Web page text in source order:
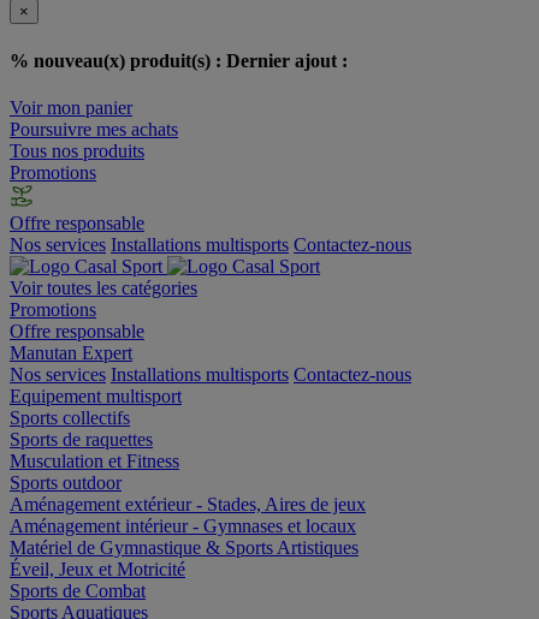
×
% nouveau(x) produit(s) : Dernier ajout :
Voir mon panier
Poursuivre mes achats
Tous nos produits
Promotions
Offre responsable
Nos services Installations multisports Contactez-nous
Voir toutes les catégories
Promotions
Offre responsable
Manutan Expert
Nos services Installations multisports Contactez-nous
Equipement multisport
Sports collectifs
Sports de raquettes
Musculation et Fitness
Sports outdoor
Aménagement extérieur - Stades, Aires de jeux
Aménagement intérieur - Gymnases et locaux
Matériel de Gymnastique & Sports Artistiques
Éveil, Jeux et Motricité
Sports de Combat
Sports Aquatiques